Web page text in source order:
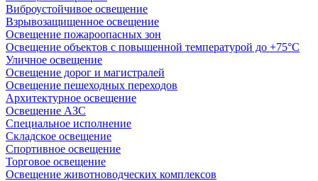
Виброустойчивое освещение
Взрывозащищенное освещение
Освещение пожароопасных зон
Освещение объектов с повышенной температурой до +75°C
Уличное освещение
Освещение дорог и магистралей
Освещение пешеходных переходов
Архитектурное освещение
Освещение АЗС
Специальное исполнение
Складское освещение
Спортивное освещение
Торговое освещение
Освещение животноводческих комплексов